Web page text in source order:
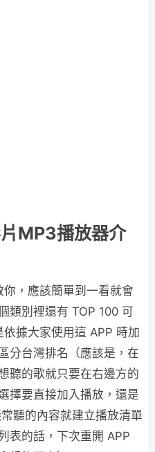
MP3播放器介
，應該簡單到一看就會
類別裡還有 TOP 100 可
據大家使用這 APP 時加
分台灣排名（應該是，在
聽的歌就只要在右邊方的
擇要直接加入播放，還是
聽的內容就建立播放清單
表的話，下次重開 APP